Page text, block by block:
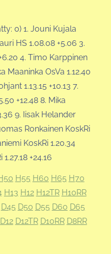
0) 1. Jouni Kujala
HS 1.08.08 +5.06 3.
4. Timo Karppinen
Maaninka OsVa 1.12.40
1.13.15 +10.13 7.
+12.48 8. Mika
9. Iisak Helander
Ronkainen KoskRi
KoskRi 1.20.34
+24.16
H55 H60 H65 H70
H13 H12 H12TR H10RR
D45 D50 D55 D60 D65
D12 D12TR D10RR D8RR